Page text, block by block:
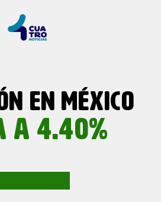
EN MÉXICO
A 4.40%